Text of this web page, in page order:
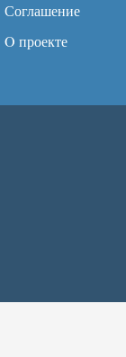
Соглашение
O проекте